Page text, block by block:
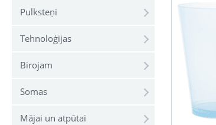
Pulksteņi
Tehnoloģijas
Birojam
Somas
Mājai un atpūtai